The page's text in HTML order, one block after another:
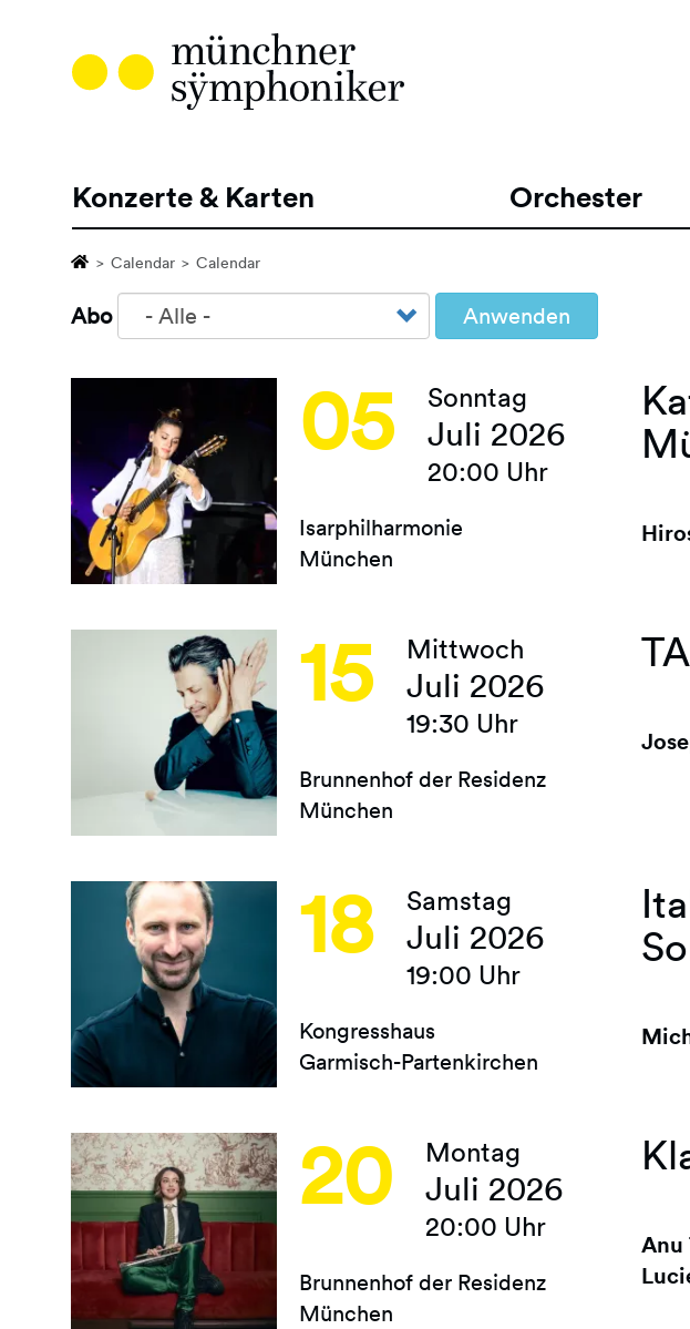
Hauptnavigation
Konzerte & Karten Orchester
Calendar Calendar
Abo Anwenden
05 Sonntag
Juli 2026
20:00 Uhr
Isarphilharmonie
München
15 Mittwoch
Juli 2026
19:30 Uhr
Brunnenhof der Residenz
München
18 Samstag
Juli 2026
19:00 Uhr
Kongresshaus
Garmisch-Partenkirchen
20 Montag
Juli 2026
20:00 Uhr
Brunnenhof der Residenz
München
Anu